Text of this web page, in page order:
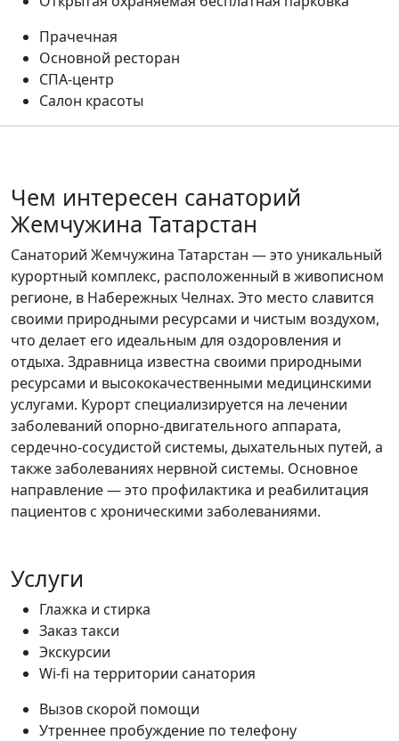
Прачечная
Основной ресторан
СПА-центр
Салон красоты
Чем интересен санаторий
Жемчужина Татарстан
Санаторий Жемчужина Татарстан — это уникальный
курортный комплекс, расположенный в живописном
регионе, в Набережных Челнах. Это место славится
своими природными ресурсами и чистым воздухом,
что делает его идеальным для оздоровления и
отдыха. Здравница известна своими природными
ресурсами и высококачественными медицинскими
услугами. Курорт специализируется на лечении
заболеваний опорно-двигательного аппарата,
сердечно-сосудистой системы, дыхательных путей, а
также заболеваниях нервной системы. Основное
направление — это профилактика и реабилитация
пациентов с хроническими заболеваниями.
Услуги
Глажка и стирка
Заказ такси
Экскурсии
Wi-fi на территории санатория
Вызов скорой помощи
Утреннее пробуждение по телефону